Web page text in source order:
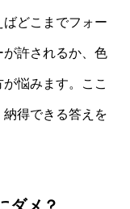
どこまでフォー
許されるか、色
悩みます。ここ
得できる答えを